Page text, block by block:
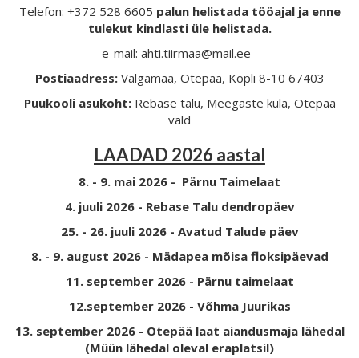
Telefon: +372 528 6605 palun helistada tööajal ja enne
tulekut kindlasti üle helistada.
e-mail: ahti.tiirmaa@mail.ee
Postiaadress: Valgamaa, Otepää, Kopli 8-10 67403
Puukooli asukoht: Rebase talu, Meegaste küla, Otepää
vald
LAADAD 2026 aastal
8. - 9. mai 2026 - Pärnu Taimelaat
4. juuli 2026 - Rebase Talu dendropäev
25. - 26. juuli 2026 - Avatud Talude päev
8. - 9. august 2026 - Mädapea mõisa floksipäevad
11. september 2026 - Pärnu taimelaat
12.september 2026 - Võhma Juurikas
13. september 2026 - Otepää laat aiandusmaja lähedal
(Müün lähedal oleval eraplatsil)